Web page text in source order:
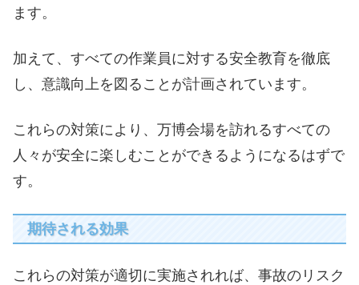
ます。
加えて、すべての作業員に対する安全教育を徹底
し、意識向上を図ることが計画されています。
これらの対策により、万博会場を訪れるすべての
人々が安全に楽しむことができるようになるはずで
す。
期待される効果
これらの対策が適切に実施されれば、事故のリスク